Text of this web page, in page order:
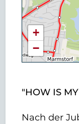
+
−
"HOW IS
Nach der